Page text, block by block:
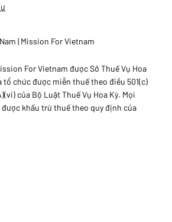
| Mission For Vietnam
For Vietnam được Sở Thuế Vụ Hoa
tổ chức được miễn thuế theo điều 501(c)
của Bộ Luật Thuế Vụ Hoa Kỳ. Mọi
được khấu trừ thuế theo quy định của